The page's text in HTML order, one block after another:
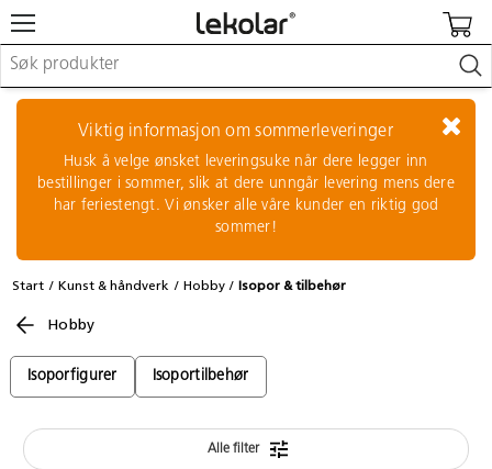
Lekeplassutstyr & utemiljø
Kunst & håndverk
Leker & sykler
Pedagogisk materiell
Barnevogner & småbarnsutstyr
Kontakt oss
Kampanjer/kataloger
Viktig informasjon om sommerleveringer
Husk å velge ønsket leveringsuke når dere legger inn
bestillinger i sommer, slik at dere unngår levering mens dere
har feriestengt. Vi ønsker alle våre kunder en riktig god
sommer!
Start Kunst & håndverk Hobby Isopor & tilbehør
Hobby
Isoporfigurer Isoportilbehør
Alle filter